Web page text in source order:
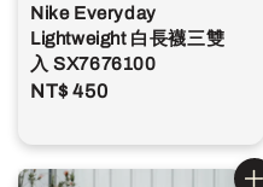
Nike Everyday
Lightweight 白長襪三雙
入 SX7676100
Regular
NT$ 450